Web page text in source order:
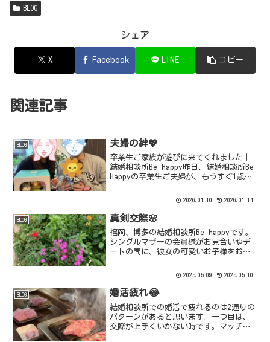
BLOG
シェア
X Facebook LINE コピー
関連記事
BLOG 夫婦の絆💖
卒業生ご家族が遊びに来てくれました｜
結婚相談所Be Happy昨日、結婚相談所Be
Happyの卒業生ご夫婦が、もうすぐ1歳に
てくださいました💓赤ちゃんを抱っこし
うな気...
2026.01.10 2026.01.14
BLOG 真剣交際🌸
福岡、博多の結婚相談所Be Happyです。
シングルマザーの会員様がお見合いやデ
ートの間に、彼女の可愛いお子様をお預
Be Happyとしてデビューさせてもらいま
に...
2025.05.09 2025.05.10
BLOG 婚活疲れ😂
結婚相談所での婚活で疲れるのは2通りの
パターンがあると思います。一つ目は、
交際が上手くいかない時です。マッチン